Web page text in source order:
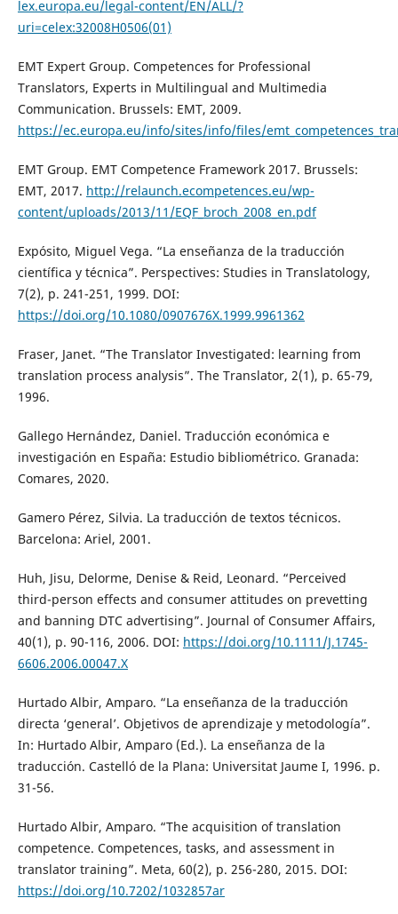
lex.europa.eu/legal-content/EN/ALL/?
uri=celex:32008H0506(01)
EMT Expert Group. Competences for Professional
Translators, Experts in Multilingual and Multimedia
Communication. Brussels: EMT, 2009.
https://ec.europa.eu/info/sites/info/files/
EMT Group. EMT Competence Framework 2017. Brussels:
EMT, 2017. http://relaunch.ecompetences.eu/wp-
content/uploads/2013/11/EQF_broch_2008_en.pdf
Expósito, Miguel Vega. “La enseñanza de la traducción
científica y técnica”. Perspectives: Studies in Translatology,
7(2), p. 241-251, 1999. DOI:
https://doi.org/10.1080/0907676X.1999.9961362
Fraser, Janet. “The Translator Investigated: learning from
translation process analysis”. The Translator, 2(1), p. 65-79,
1996.
Gallego Hernández, Daniel. Traducción económica e
investigación en España: Estudio bibliométrico. Granada:
Comares, 2020.
Gamero Pérez, Silvia. La traducción de textos técnicos.
Barcelona: Ariel, 2001.
Huh, Jisu, Delorme, Denise & Reid, Leonard. “Perceived
third-person effects and consumer attitudes on prevetting
and banning DTC advertising”. Journal of Consumer Affairs,
40(1), p. 90-116, 2006. DOI: https://doi.org/10.1111/J.1745-
6606.2006.00047.X
Hurtado Albir, Amparo. “La enseñanza de la traducción
directa ‘general’. Objetivos de aprendizaje y metodología”.
In: Hurtado Albir, Amparo (Ed.). La enseñanza de la
traducción. Castelló de la Plana: Universitat Jaume I, 1996. p.
31-56.
Hurtado Albir, Amparo. “The acquisition of translation
competence. Competences, tasks, and assessment in
translator training”. Meta, 60(2), p. 256-280, 2015. DOI:
https://doi.org/10.7202/1032857ar